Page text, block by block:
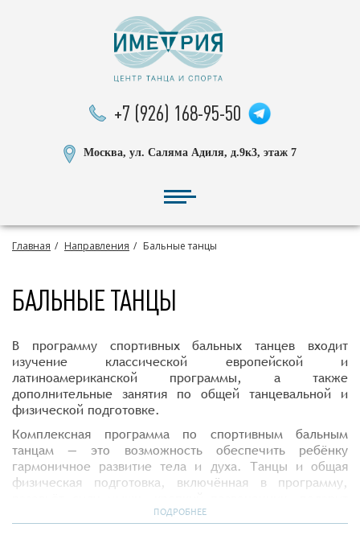
+7 (926) 168-95-50
Москва, ул. Саляма Адиля, д.9к3, этаж 7
Главная Направления Бальные танцы
БАЛЬНЫЕ ТАНЦЫ
В программу спортивных бальных танцев входит
изучение классической европейской и
латиноамериканской программы, а также
дополнительные занятия по общей танцевальной и
физической подготовке.
Комплексная программа по спортивным бальным
танцам — это возможность обеспечить ребёнку
гармоничное развитие тела и духа. Танцы и общая
физическая подготовка, включённая в программу,
правильную осанку, координацию, пластичность и
ПОДРОБНЕЕ